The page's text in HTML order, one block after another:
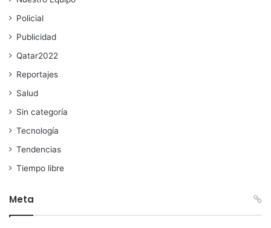
Policial
Publicidad
Qatar2022
Reportajes
Salud
Sin categoría
Tecnología
Tendencias
Tiempo libre
Meta